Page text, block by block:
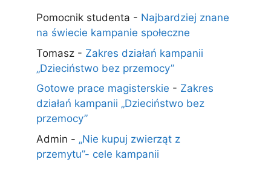
Pomocnik studenta - Najbardziej znane
na świecie kampanie społeczne
Tomasz - Zakres działań kampanii
„Dzieciństwo bez przemocy”
Gotowe prace magisterskie - Zakres
działań kampanii „Dzieciństwo bez
przemocy”
Admin - „Nie kupuj zwierząt z
przemytu”- cele kampanii